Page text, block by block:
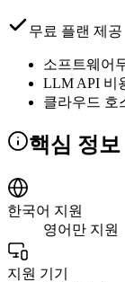
무료 플랜 제공
소프트웨어
LLM API 비
클라우드 호
핵심 정보
한국어 지원
영어만 지원
지원 기기